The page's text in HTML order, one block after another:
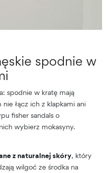
spodnie w
spodnie w kratę mają
łącz ich z klapkami ani
fisher sandals o
wybierz mokasyny.
z naturalnej skóry, który
wilgoć ze środka na